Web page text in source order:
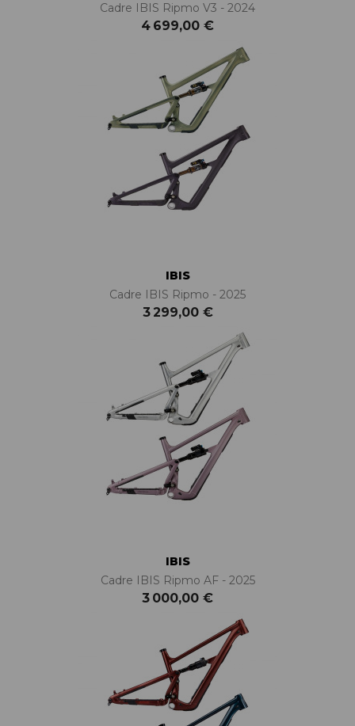
Cadre IBIS Ripmo V3 - 2024
4 699,00 €
IBIS
Cadre IBIS Ripmo - 2025
3 299,00 €
IBIS
Cadre IBIS Ripmo AF - 2025
3 000,00 €